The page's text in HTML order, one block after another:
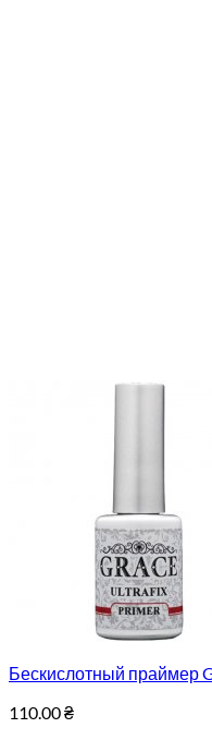
Бескислотный праймер
110.00₴